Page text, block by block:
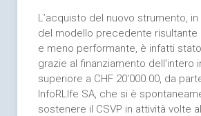
L’acquisto del nuovo strumento,
del modello precedente risultante
e meno performante, è infatti
grazie al finanziamento dell’intero
superiore a CHF 20'000.00, da
InfoRLIfe SA, che si è
sostenere il CSVP in attività volte